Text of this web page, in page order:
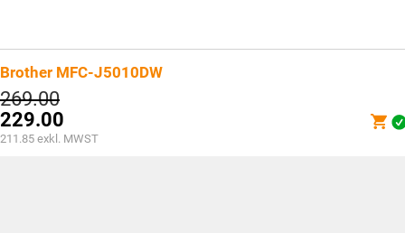
Brother MFC-J5010DW
269.00Ursprünglicher
Preis
war:
CHF269.00
229.00
Aktueller
211.85 exkl. MWST